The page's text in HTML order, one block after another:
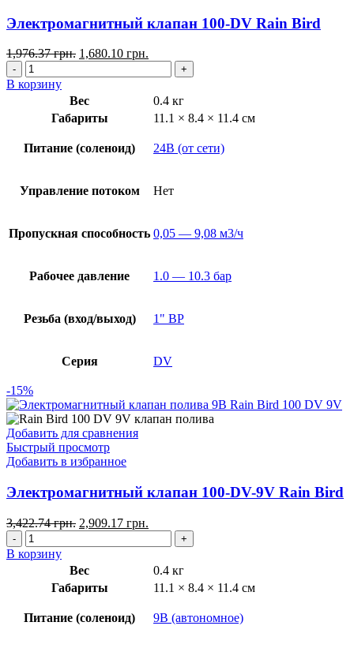
Электромагнитный клапан 100-DV Rain Bird
1,976.37грн. 1,680.10 грн.
В корзину
Вес
0.4 кг
Габариты
11.1 × 8.4 × 11.4 см
Питание (соленоид) 24В (от сети)
Управление потоком Нет
Пропускная способность 0,05 — 9,08 м3/ч
Рабочее давление 1.0 — 10.3 бар
Резьба (вход/выход) 1" ВР
Серия DV
-15%
Добавить для сравнения
Быстрый просмотр
Добавить в избранное
Электромагнитный клапан 100-DV-9V Rain Bird
3,422.74грн. 2,909.17 грн.
В корзину
Вес
0.4 кг
Габариты
11.1 × 8.4 × 11.4 см
Питание (соленоид) 9В (автономное)